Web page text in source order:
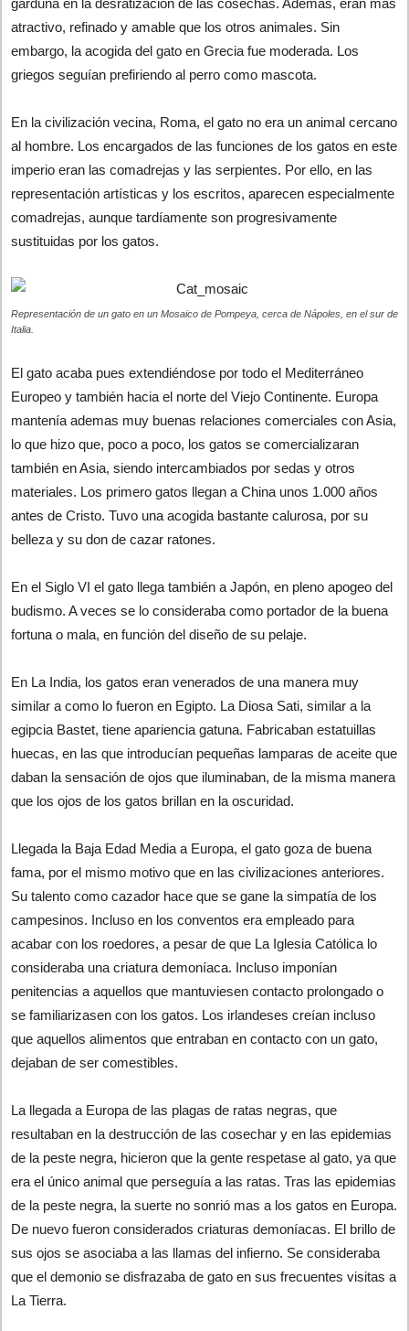
garduña en la desratización de las cosechas. Ademas, eran mas
atractivo, refinado y amable que los otros animales. Sin
embargo, la acogida del gato en Grecia fue moderada. Los
griegos seguían prefiriendo al perro como mascota.
En la civilización vecina, Roma, el gato no era un animal cercano
al hombre. Los encargados de las funciones de los gatos en este
imperio eran las comadrejas y las serpientes. Por ello, en las
representación artísticas y los escritos, aparecen especialmente
comadrejas, aunque tardíamente son progresivamente
sustituidas por los gatos.
Representación de un gato en un Mosaico de Pompeya, cerca de Nápoles, en el sur de
Italia.
El gato acaba pues extendiéndose por todo el Mediterráneo
Europeo y también hacia el norte del Viejo Continente. Europa
mantenía ademas muy buenas relaciones comerciales con Asia,
lo que hizo que, poco a poco, los gatos se comercializaran
también en Asia, siendo intercambiados por sedas y otros
materiales. Los primero gatos llegan a China unos 1.000 años
antes de Cristo. Tuvo una acogida bastante calurosa, por su
belleza y su don de cazar ratones.
En el Siglo VI el gato llega también a Japón, en pleno apogeo del
budismo. A veces se lo consideraba como portador de la buena
fortuna o mala, en función del diseño de su pelaje.
En La India, los gatos eran venerados de una manera muy
similar a como lo fueron en Egipto. La Diosa Sati, similar a la
egipcia Bastet, tiene apariencia gatuna. Fabricaban estatuillas
huecas, en las que introducían pequeñas lamparas de aceite que
daban la sensación de ojos que iluminaban, de la misma manera
que los ojos de los gatos brillan en la oscuridad.
Llegada la Baja Edad Media a Europa, el gato goza de buena
fama, por el mismo motivo que en las civilizaciones anteriores.
Su talento como cazador hace que se gane la simpatía de los
campesinos. Incluso en los conventos era empleado para
acabar con los roedores, a pesar de que La Iglesia Católica lo
consideraba una criatura demoníaca. Incluso imponían
penitencias a aquellos que mantuviesen contacto prolongado o
se familiarizasen con los gatos. Los irlandeses creían incluso
que aquellos alimentos que entraban en contacto con un gato,
dejaban de ser comestibles.
La llegada a Europa de las plagas de ratas negras, que
resultaban en la destrucción de las cosechar y en las epidemias
de la peste negra, hicieron que la gente respetase al gato, ya que
era el único animal que perseguía a las ratas. Tras las epidemias
de la peste negra, la suerte no sonrió mas a los gatos en Europa.
De nuevo fueron considerados criaturas demoníacas. El brillo de
sus ojos se asociaba a las llamas del infierno. Se consideraba
que el demonio se disfrazaba de gato en sus frecuentes visitas a
La Tierra.